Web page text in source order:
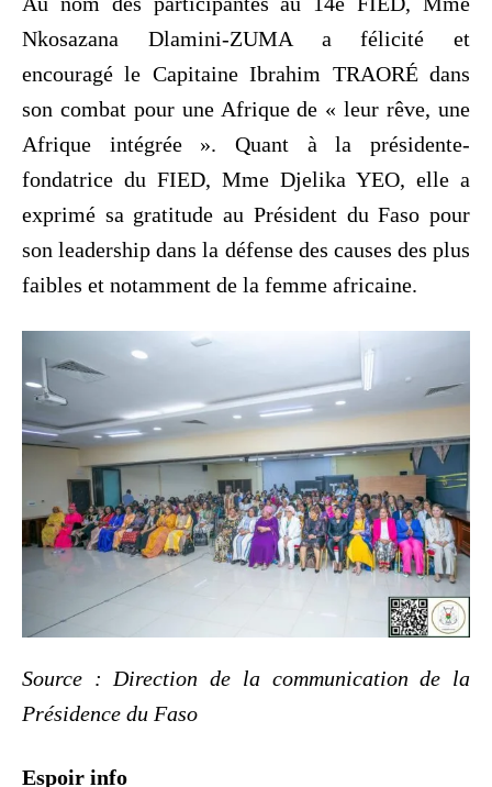
Nkosazana Dlamini-ZUMA a félicité et
encouragé le Capitaine Ibrahim TRAORÉ dans
son combat pour une Afrique de « leur rêve, une
Afrique intégrée ». Quant à la présidente-
fondatrice du FIED, Mme Djelika YEO, elle a
exprimé sa gratitude au Président du Faso pour
son leadership dans la défense des causes des plus
faibles et notamment de la femme africaine.
Source : Direction de la communication de la
Présidence du Faso
Espoir info